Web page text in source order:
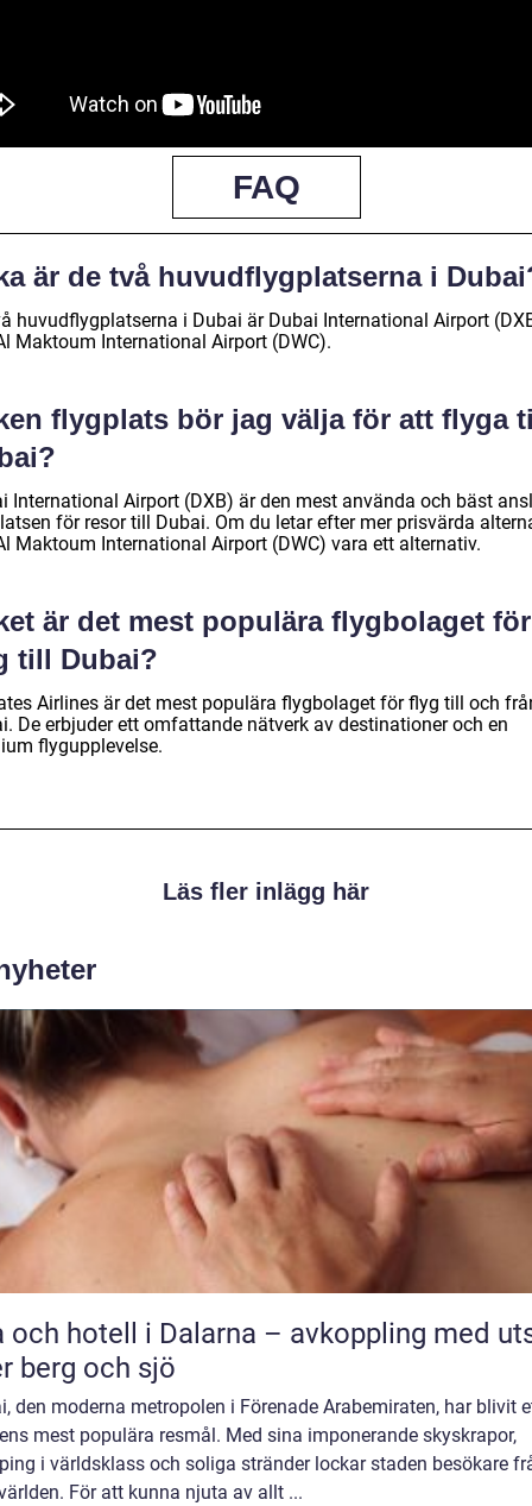
FAQ
är de två huvudflygplatserna i
huvudflygplatserna i Dubai är Dubai International Airport
Maktoum International Airport (DWC).
flygplats bör jag välja för att flyga
International Airport (DXB) är den mest använda och bäst
för resor till Dubai. Om du letar efter mer prisvärda
Maktoum International Airport (DWC) vara ett alternativ.
är det mest populära flygbolaget för
till Dubai?
Airlines är det mest populära flygbolaget för flyg till och
De erbjuder ett omfattande nätverk av destinationer och en
flygupplevelse.
Läs fler inlägg här
och hotell i Dalarna – avkoppling med
berg och sjö
den moderna metropolen i Förenade Arabemiraten, har blivit
mest populära resmål. Med sina imponerande skyskrapor,
i världsklass och soliga stränder lockar staden besökare
För att kunna njuta av allt ...